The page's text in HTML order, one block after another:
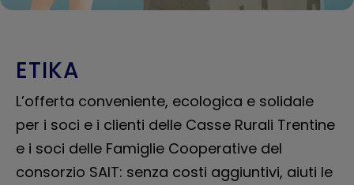
ETIKA
L’offerta conveniente, ecologica e solidale
per i soci e i clienti delle Casse Rurali Trentine
e i soci delle Famiglie Cooperative del
consorzio SAIT: senza costi aggiuntivi, aiuti le